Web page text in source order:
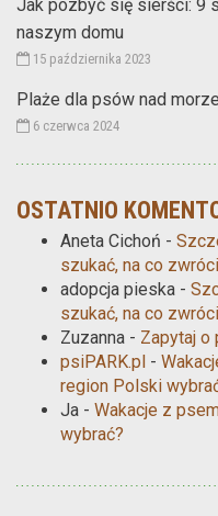
Jak pozbyć się sierści: 9
naszym domu
15 października 2023
Plaże dla psów nad
6 czerwca 2024
OSTATNIO
Aneta Cichoń -
szukać, na co
adopcja pieska -
szukać, na co
Zuzanna - Zapytaj o
psiPARK.pl -
region Polski
Ja - Wakacje z
wybrać?